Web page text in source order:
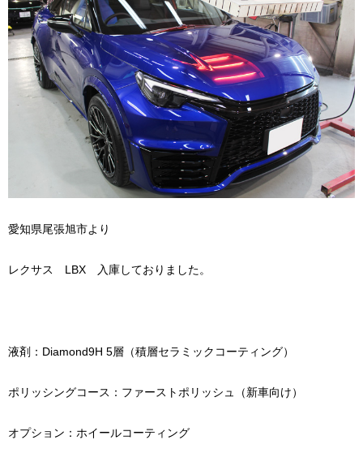
愛知県尾張旭市より
レクサス LBX 入庫しておりました。
液剤：Diamond9H 5層（積層セラミックコーティング）
ポリッシングコース：ファーストポリッシュ（新車向け）
オプション：ホイールコーティング